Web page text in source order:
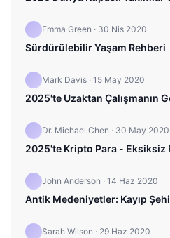
Emma Green · 30 Nis 2020
Sürdürülebilir Yaşam Rehberi
Mark Davis · 15 May 2020
2025'te Uzaktan Çalışmanın
Dr. Michael Chen · 30 May 2020
2025'te Kripto Para - Eksiksiz
John Anderson · 14 Haz 2020
Antik Medeniyetler: Kayıp
Sarah Wilson · 29 Haz 2020